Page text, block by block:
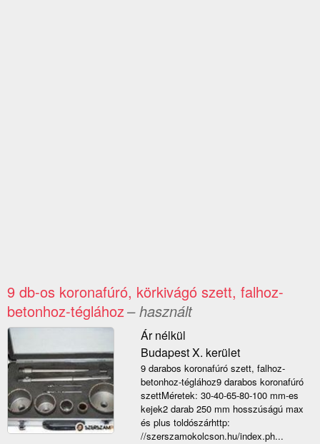
9 db-os koronafúró, körkivágó szett, falhoz-
betonhoz-téglához– használt
Ár nélkül
Budapest X. kerület
9 darabos koronafúró szett, falhoz-
betonhoz-téglához9 darabos koronafúró
szettMéretek: 30-40-65-80-100 mm-es
kejek2 darab 250 mm hosszúságú max
és plus toldószárhttp:
//szerszamokolcson.hu/index.ph...